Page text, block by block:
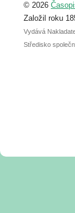
abstraktu
posteru je
© 2026
Založil roku
Vydává
Středisko